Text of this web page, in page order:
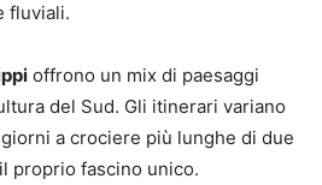
fluviali.
offrono un mix di paesaggi
del Sud. Gli itinerari variano
a crociere più lunghe di due
proprio fascino unico.